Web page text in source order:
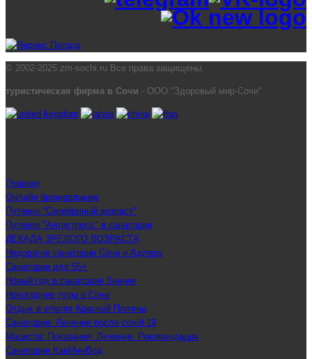
© 2002-2025 zm-sochi.ru Все права защищены.
туристическая фирма в Сочи - ООО "Здоровый мир-Сочи"
Главная
Онлайн бронирование
Путевки "Серебряный возраст"
Путевки "Антистресс" в санатории
ДЕКАДА ЗРЕЛОГО ВОЗРАСТА
Недорогие санатории Сочи и Адлера
Санатории для 55+
Новый год в санатории Знание
Новогодние туры в Сочи
Отдых в отелях Красной Поляны
Санатории: Лечение после covid-19
Мацеста: Показания. Лечение. Рекомендации
Санатории КавМинВод